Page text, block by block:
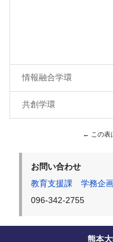
情報融合学環
共創学環
お問い合わせ
教育支援課 学務企
096-342-2755
熊本